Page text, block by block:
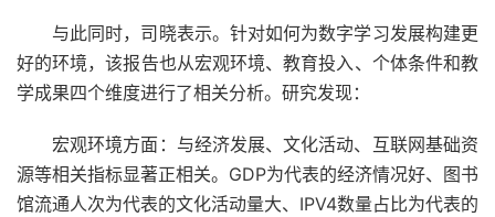
与此同时，司晓表示。针对如何为数字学习发展构建更
好的环境，该报告也从宏观环境、教育投入、个体条件和教
学成果四个维度进行了相关分析。研究发现：
宏观环境方面：与经济发展、文化活动、互联网基础资
源等相关指标显著正相关。GDP为代表的经济情况好、图书
馆流通人次为代表的文化活动量大、IPV4数量占比为代表的